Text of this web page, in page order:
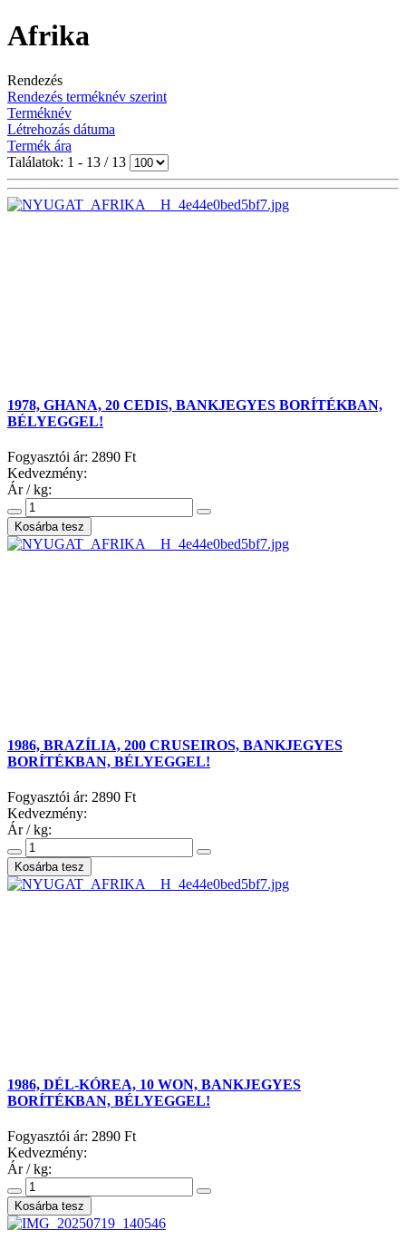
Afrika
Rendezés
Rendezés terméknév szerint
Terméknév
Létrehozás dátuma
Termék ára
Találatok: 1 - 13 / 13
1978, GHANA, 20 CEDIS, BANKJEGYES BORÍTÉKBAN,
BÉLYEGGEL!
Fogyasztói ár: 2890 Ft
Kedvezmény:
Ár / kg:
1986, BRAZÍLIA, 200 CRUSEIROS, BANKJEGYES
BORÍTÉKBAN, BÉLYEGGEL!
Fogyasztói ár: 2890 Ft
Kedvezmény:
Ár / kg:
1986, DÉL-KÓREA, 10 WON, BANKJEGYES
BORÍTÉKBAN, BÉLYEGGEL!
Fogyasztói ár: 2890 Ft
Kedvezmény:
Ár / kg: